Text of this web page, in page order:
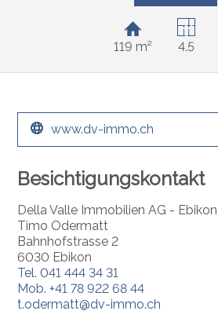
119 m² 4.5
www.dv-immo.ch
Besichtigungskontakt
Della Valle Immobilien AG - Ebikon
Timo Odermatt
Bahnhofstrasse 2
6030 Ebikon
Tel.041 444 34 31
Mob. +41 78 922 68 44
t.odermatt@dv-immo.ch